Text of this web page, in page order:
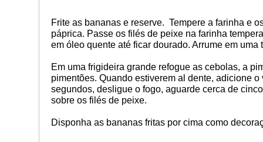
Frite as bananas e reserve. Tempere a farinha e
páprica. Passe os filés de peixe na farinha
em óleo quente até ficar dourado. Arrume em uma
Em uma frigideira grande refogue as cebolas, a
pimentões. Quando estiverem al dente, adicione
segundos, desligue o fogo, aguarde cerca de
sobre os filés de peixe.
Disponha as bananas fritas por cima como